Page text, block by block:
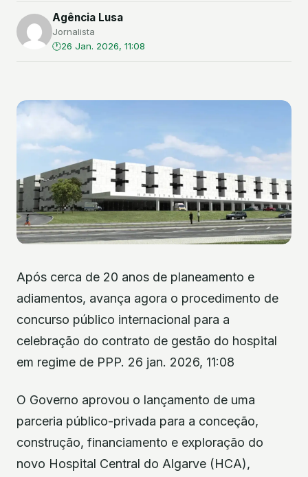
Agência Lusa
Jornalista
26 Jan. 2026, 11:08
Após cerca de 20 anos de planeamento e
adiamentos, avança agora o procedimento de
concurso público internacional para a
celebração do contrato de gestão do hospital
em regime de PPP. 26 jan. 2026, 11:08
O Governo aprovou o lançamento de uma
parceria público-privada para a conceção,
construção, financiamento e exploração do
novo Hospital Central do Algarve (HCA),